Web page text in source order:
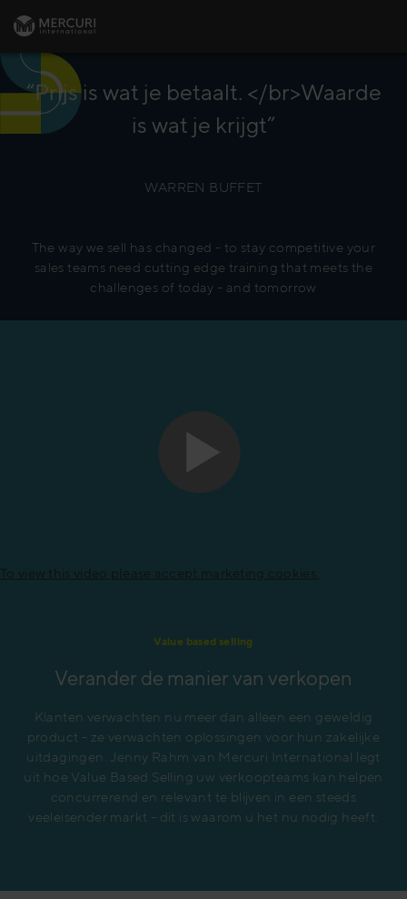
“Prijs is wat je betaalt. </br>Waarde
is wat je krijgt”
WARREN BUFFET
The way we sell has changed - to stay competitive your
sales teams need cutting edge training that meets the
challenges of today - and tomorrow
To view this video please accept marketing cookies.
Value based selling
Verander de manier van verkopen
Klanten verwachten nu meer dan alleen een geweldig
product - ze verwachten oplossingen voor hun zakelijke
uitdagingen. Jenny Rahm van Mercuri International legt
uit hoe Value Based Selling uw verkoopteams kan helpen
concurrerend en relevant te blijven in een steeds
veeleisender markt - dit is waarom u het nu nodig heeft.